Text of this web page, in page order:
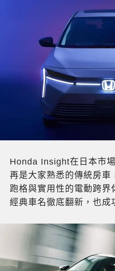
Honda Insight在日本市
再是大家熟悉的傳統房車
跑格與實用性的電動跨界
經典車名徹底翻新，也成